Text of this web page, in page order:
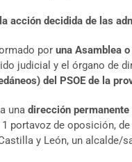
la acción decidida de las
por una Asamblea
judicial y el órgano de
del PSOE de la
una dirección permanente
portavoz de oposición,
y León, un alcalde/